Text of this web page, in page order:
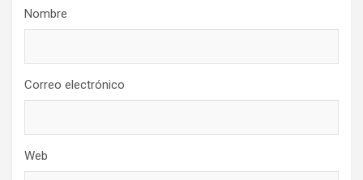
Nombre
Correo electrónico
Web